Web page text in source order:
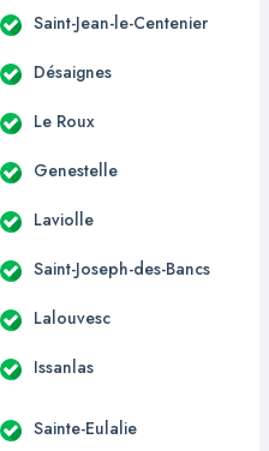
Saint-Jean-le-Centenier
Désaignes
Le Roux
Genestelle
Laviolle
Saint-Joseph-des-Bancs
Lalouvesc
Issanlas
Sainte-Eulalie